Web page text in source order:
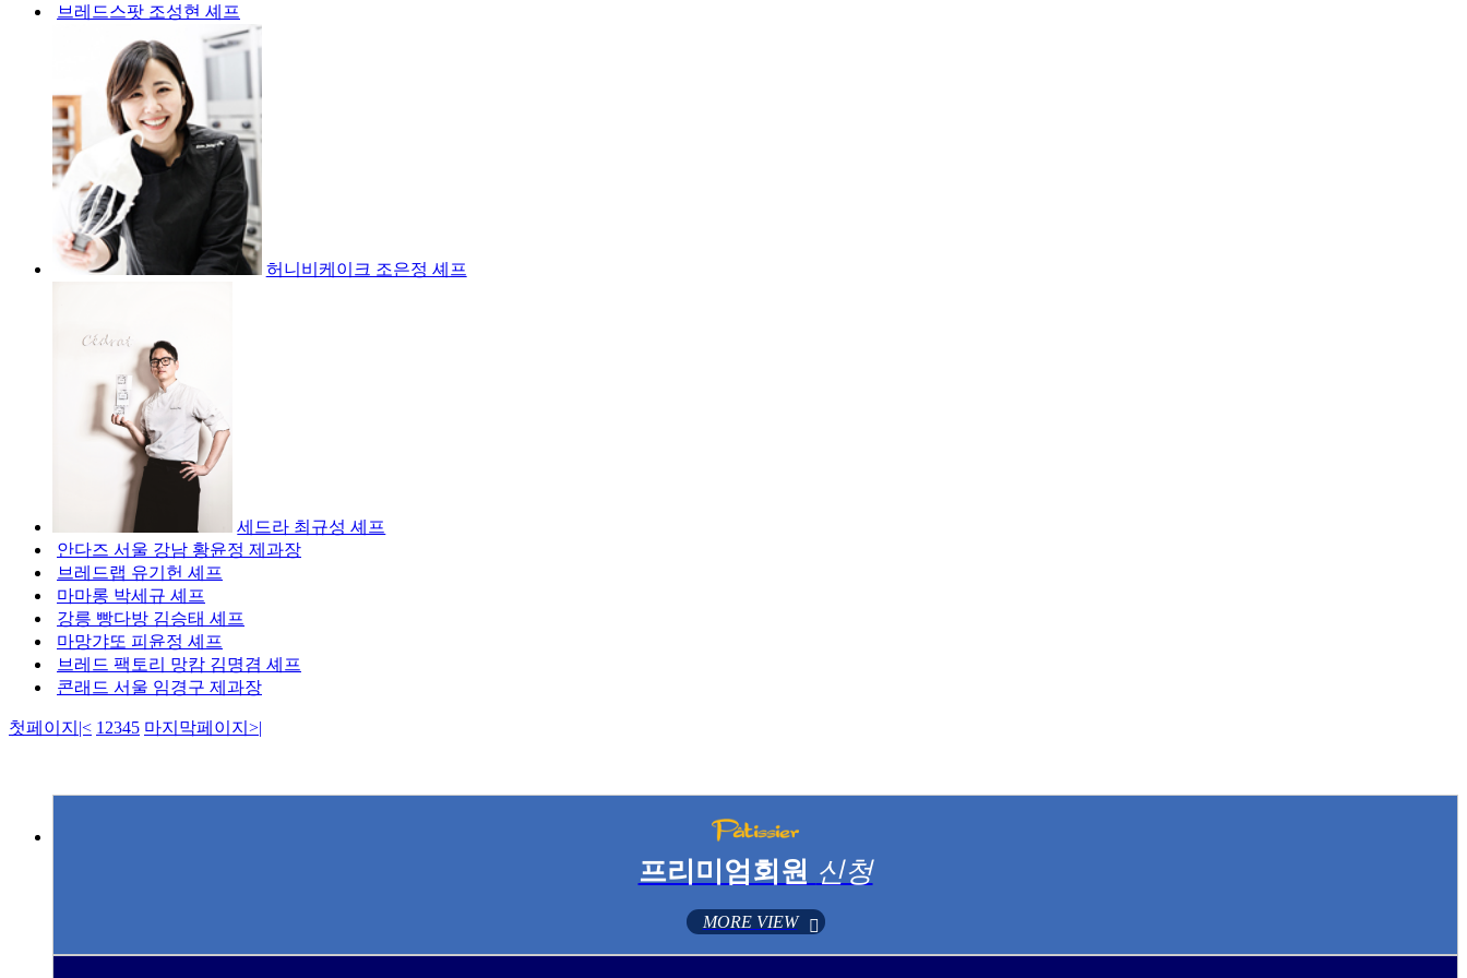
브레드스팟 조성현 셰프
허니비케이크 조은정 셰프
세드라 최규성 셰프
안다즈 서울 강남 황윤정 제과장
브레드랩 유기헌 셰프
마마롱 박세규 셰프
강릉 빵다방 김승태 셰프
마망갸또 피윤정 셰프
브레드 팩토리 망캄 김명겸 셰프
콘래드 서울 임경구 제과장
첫페이지 |< 1 2345 마지막페이지 >|
프리미엄회원 신청
MORE VIEW